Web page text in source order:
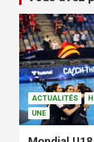
ACTUALITÉS
UNE